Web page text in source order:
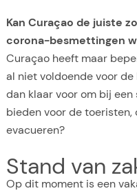
Kan Curaçao de juiste
corona-besmettingen
Curaçao heeft maar
al niet voldoende voor
dan klaar voor om bij
bieden voor de
evacueren?
Stand van
Op dit moment is een